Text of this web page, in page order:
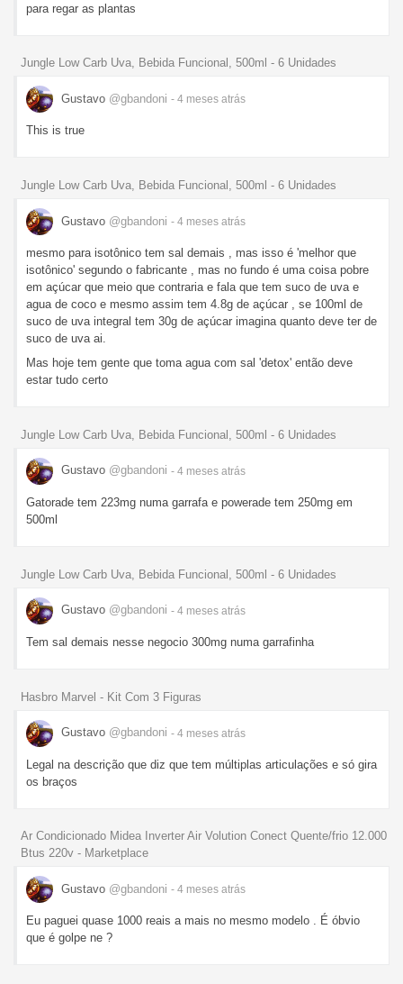
para regar as plantas
Jungle Low Carb Uva, Bebida Funcional, 500ml - 6 Unidades
Gustavo @gbandoni - 4 meses atrás
This is true
Jungle Low Carb Uva, Bebida Funcional, 500ml - 6 Unidades
Gustavo @gbandoni - 4 meses atrás
mesmo para isotônico tem sal demais , mas isso é 'melhor que
isotônico' segundo o fabricante , mas no fundo é uma coisa pobre
em açúcar que meio que contraria e fala que tem suco de uva e
agua de coco e mesmo assim tem 4.8g de açúcar , se 100ml de
suco de uva integral tem 30g de açúcar imagina quanto deve ter de
suco de uva ai.
Mas hoje tem gente que toma agua com sal 'detox' então deve
estar tudo certo
Jungle Low Carb Uva, Bebida Funcional, 500ml - 6 Unidades
Gustavo @gbandoni - 4 meses atrás
Gatorade tem 223mg numa garrafa e powerade tem 250mg em
500ml
Jungle Low Carb Uva, Bebida Funcional, 500ml - 6 Unidades
Gustavo @gbandoni - 4 meses atrás
Tem sal demais nesse negocio 300mg numa garrafinha
Hasbro Marvel - Kit Com 3 Figuras
Gustavo @gbandoni - 4 meses atrás
Legal na descrição que diz que tem múltiplas articulações e só gira
os braços
Ar Condicionado Midea Inverter Air Volution Conect Quente/frio 12.000
Btus 220v - Marketplace
Gustavo @gbandoni - 4 meses atrás
Eu paguei quase 1000 reais a mais no mesmo modelo . É óbvio
que é golpe ne ?